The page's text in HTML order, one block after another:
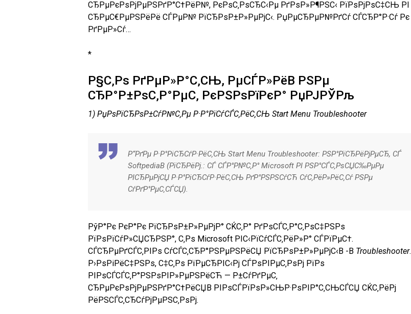
СЂРµРєРѕРјРµРЅРґР°С†РёР№, РєРѕС‚РѕСЂС‹Рµ РґРѕР»Р¶РЅС‹ РїРѕРјРѕС‡СЊ РІ
СЂРµС€РµРЅРёРё СЃРµР№ РїСЂРѕР±Р»РµРјС‹. РџРµСЂРµР№РґСѓ СЃСЂР°Р·Сѓ Рє
РґРµР»Сѓ…
*
Р§С‚Рѕ РґРµР»Р°С‚СЊ, РµСЃР»РёВ РЅРµ
СЂР°Р±РѕС‚Р°РµС‚ РєРЅРѕРїРєР° РџРЈРЎРљ
1) РџРѕРїСЂРѕР±СѓР№С‚Рµ Р·Р°РїСѓСЃС‚РёС‚СЊ Start Menu Troubleshooter
Р“РґРµ Р·Р°РіСЂСѓР·РёС‚СЊ Start Menu Troubleshooter: РЅР°РїСЂРёРјРµСЂ, СЃ
SoftpediaВ (РїСЂРёРј.: СЃ СЃР°Р№С‚Р° Microsoft РІ РЅР°СЃС‚РѕСЏС‰РµРµ
РІСЂРµРјСЏ Р·Р°РіСЂСѓР·РёС‚СЊ РґР°РЅРЅСѓСЋ СѓС‚РёР»РёС‚Сѓ РЅРµ
СѓРґР°РµС‚СЃСЏ).
РўР°Рє РєР°Рє РїСЂРѕР±Р»РµРјР° СЌС‚Р° РґРѕСЃС‚Р°С‚РѕС‡РЅРѕ
РїРѕРїСѓР»СЏСЂРЅР°, С‚Рѕ Microsoft РІС‹РїСѓСЃС‚РёР»Р° СЃРїРµС†.
СЃСЂРµРґСЃС‚РІРѕ СѓСЃС‚СЂР°РЅРµРЅРёСЏ РїСЂРѕР±Р»РµРјС‹В -В Troubleshooter.
Р›РѕРіРёС‡РЅРѕ, С‡С‚Рѕ РїРµСЂРІС‹Рј СЃРѕРІРµС‚РѕРј РїРѕ
РІРѕСЃСЃС‚Р°РЅРѕРІР»РµРЅРёСЋ — Р±СѓРґРµС‚
СЂРµРєРѕРјРµРЅРґР°С†РёСЏВ РІРѕСЃРїРѕР»СЊР·РѕРІР°С‚СЊСЃСЏ СЌС‚РёРј
РёРЅСЃС‚СЂСѓРјРµРЅС‚РѕРј.